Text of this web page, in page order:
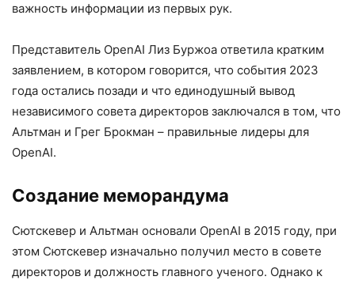
важность информации из первых рук.
Представитель OpenAI Лиз Буржоа ответила кратким
заявлением, в котором говорится, что события 2023
года остались позади и что единодушный вывод
независимого совета директоров заключался в том, что
Альтман и Грег Брокман – правильные лидеры для
OpenAI.
Создание меморандума
Сютскевер и Альтман основали OpenAI в 2015 году, при
этом Сютскевер изначально получил место в совете
директоров и должность главного ученого. Однако к